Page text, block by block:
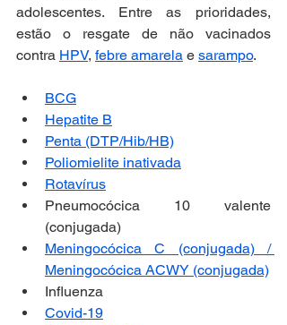
adolescentes. Entre as prioridades,
estão o resgate de não vacinados
contra HPV, febre amarela e sarampo.
BCG
Hepatite B
Penta (DTP/Hib/HB)
Poliomielite inativada
Rotavírus
Pneumocócica 10 valente
(conjugada)
Meningocócica C (conjugada) /
Meningocócica ACWY (conjugada)
Influenza
Covid-19